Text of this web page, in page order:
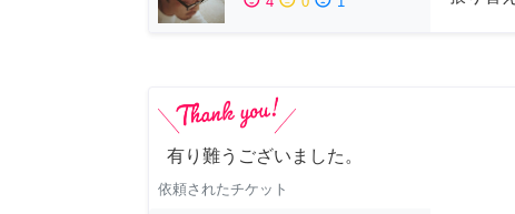
有り難うございました。
依頼されたチケット